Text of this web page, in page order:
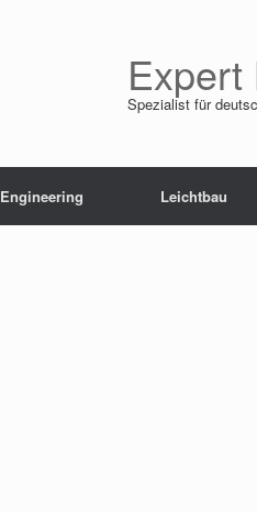
Expert
Spezialist für
Engineering Leichtbau